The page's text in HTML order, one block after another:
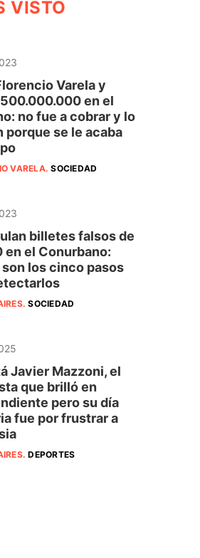
VISTO
Varela y
en el
no fue a cobrar y lo
porque se le acaba
VARELA.SOCIEDAD
billetes falsos de
en el Conurbano:
los cinco pasos
.SOCIEDAD
Javier Mazzoni, el
que brilló en
pero su día
fue por frustrar a
.DEPORTES